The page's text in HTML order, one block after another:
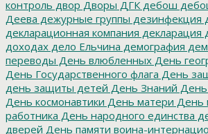
контроль двор Дворы ДГК дебош
Деева дежурные группы дезинфекция
декларационная компания декларация
доходах дело Ельчина демография
переводы День влюбленных День
День Государственного флага День
день защиты детей День Знаний
День космонавтики День матери День
работника День народного единства
дверей День памяти воина-